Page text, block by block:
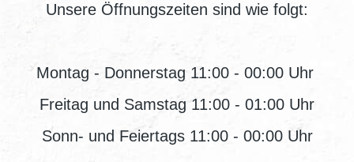
Unsere Öffnungszeiten sind wie folgt:
Montag - Donnerstag 11:00 - 00:00 Uhr
Freitag und Samstag 11:00 - 01:00 Uhr
Sonn- und Feiertags 11:00 - 00:00 Uhr